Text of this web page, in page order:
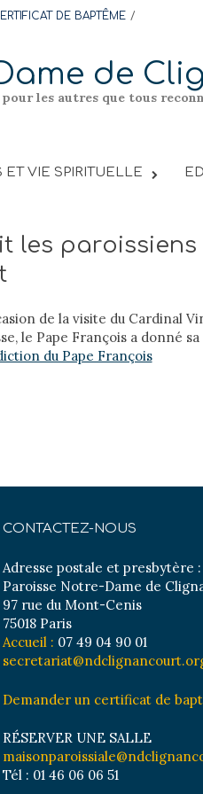
DE BAPTÊME
de
pour les autres que tous
ET VIE SPIRITUELLE
les
de la visite du Cardinal
le Pape François a donné
du Pape François
CONTACTEZ-NOUS
Adresse postale et presbytère :
Paroisse Notre-Dame de
97 rue du Mont-Cenis
75018 Paris
Accueil : 07 49 04 90 01
Demander un certificat de
RÉSERVER UNE SALLE
Tél : 01 46 06 06 51